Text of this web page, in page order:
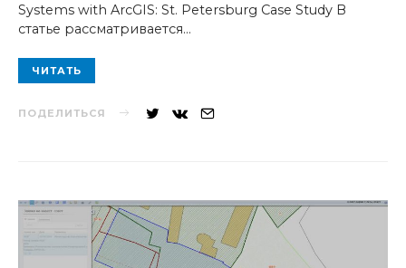
Systems with ArcGIS: St. Petersburg Case Study В
статье рассматривается…
ЧИТАТЬ
ПОДЕЛИТЬСЯ